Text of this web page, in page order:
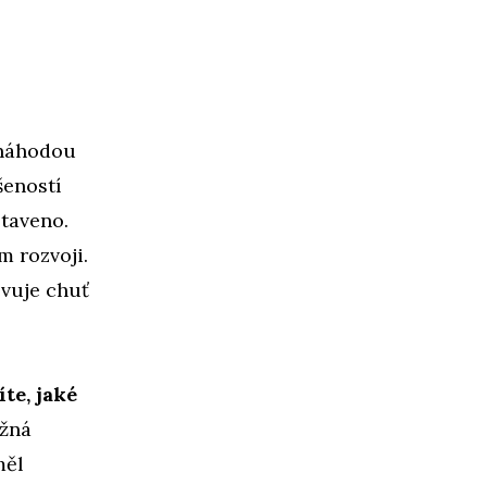
rozvoji.
chuť
jaké